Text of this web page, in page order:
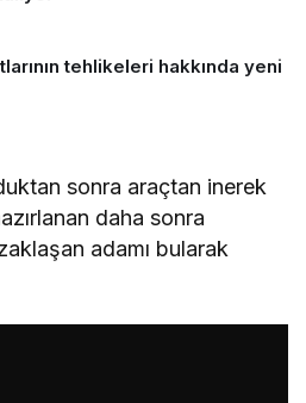
tehlikeleri hakkında yeni
sonra araçtan inerek
daha sonra
adamı bularak